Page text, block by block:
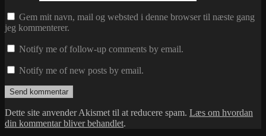
Gem mit navn, mail og websted i denne browser til næste gang
jeg kommenterer.
Notify me of follow-up comments by email.
Notify me of new posts by email.
Dette site anvender Akismet til at reducere spam. Læs om hvordan
din kommentar bliver behandlet.